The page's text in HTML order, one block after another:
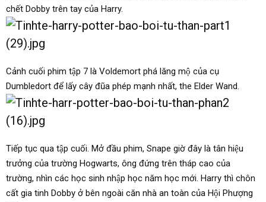
chết Dobby trên tay của Harry.
Cảnh cuối phim tập 7 là Voldemort phá lăng mộ của cụ
Dumbledort để lấy cây đũa phép mạnh nhất, the Elder Wand.
Tiếp tục qua tập cuối. Mở đầu phim, Snape giờ đây là tân hiệu
trưởng của trường Hogwarts, ông đứng trên tháp cao của
trường, nhìn các học sinh nhập học năm học mới. Harry thì chôn
cất gia tinh Dobby ở bên ngoài căn nhà an toàn của Hội Phượng